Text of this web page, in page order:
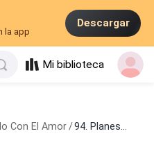
la app
Descargar
Mi biblioteca
Con El Amor /94. Planes y Noticias